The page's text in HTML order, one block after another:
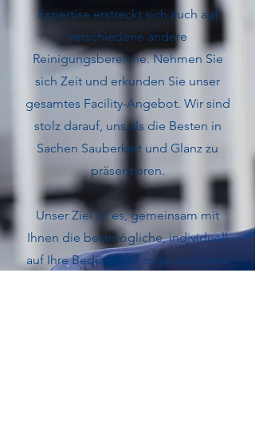
Expertise erstreckt sich auch auf
verschiedene andere
Reinigungsbereiche. Nehmen Sie
sich Zeit und erkunden Sie unser
gesamtes Facility-Angebot. Wir sind
stolz darauf, uns als die Besten in
Sachen Sauberkeit und Glanz zu
präsentieren.
Unser Ziel ist es, gemeinsam mit
Ihnen die bestmögliche, individuell
auf Ihre Bedürfnisse zugeschnittene